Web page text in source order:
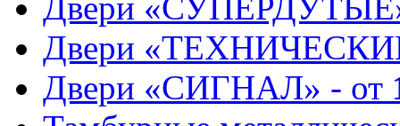
Двери
Двери
Двери «СИГНАЛ» - от